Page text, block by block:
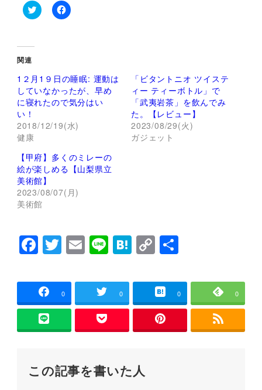
ク
し
て
T
i
t
t
e
r
で
共
有
(
し
い
ウ
ィ
ン
ド
ウ
で
す
)
F
で
共
有
す
は
ク
し
て
さ
ウ
ィ
ン
開
き
ま
す
関連
1２月1９日の睡眠: 運動は
していなかったが、早め
に寝れたので気分はい
い！
2018/12/19(水)
健康
「ビタントニオ ツイステ
ィー ティーボトル」で
「武夷岩茶」を飲んでみ
た。【レビュー】
2023/08/29(火)
ガジェット
【甲府】多くのミレーの
絵が楽しめる【山梨県立
美術館】
2023/08/07(月)
美術館
F
a
c
e
b
o
k
T
wi
tt
er
E
m
ai
l
Li
n
e
H
at
e
n
C
o
p
y
Li
n
共
0 0 0 0
この記事を書いた人